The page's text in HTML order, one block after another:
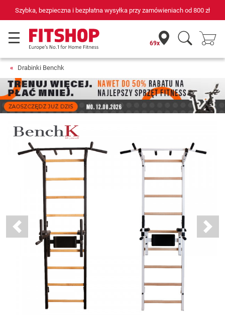
800 zł 69 sklepów fitness i 75 własnych techników serwisowych
69x
Drabinki Benchk
Previous Next